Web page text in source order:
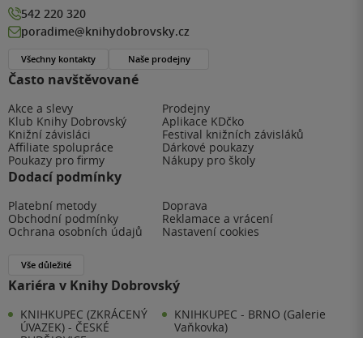
Často navštěvované
Akce a slevy
Prodejny
Klub Knihy Dobrovský
Aplikace KDčko
Knižní závisláci
Festival knižních závisláků
Affiliate spolupráce
Dárkové poukazy
Poukazy pro firmy
Nákupy pro školy
Dodací podmínky
Platební metody
Doprava
Obchodní podmínky
Reklamace a vrácení
Ochrana osobních údajů
Nastavení cookies
Vše důležité
Kariéra v Knihy Dobrovský
KNIHKUPEC (ZKRÁCENÝ
ÚVAZEK) - ČESKÉ
KNIHKUPEC - BRNO (Galerie
Vaňkovka)
542 220 320
poradime@knihydobrovsky.cz
Všechny kontakty Naše prodejny